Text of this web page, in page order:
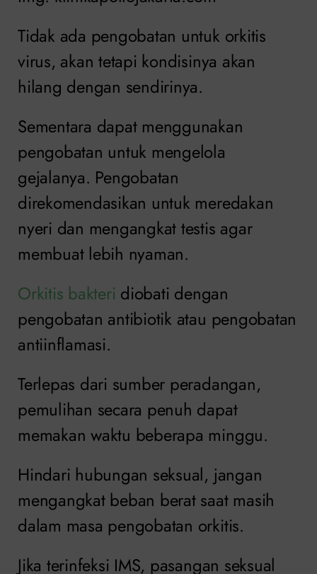
Tidak ada pengobatan untuk orkitis
virus, akan tetapi kondisinya akan
hilang dengan sendirinya.
Sementara dapat menggunakan
pengobatan untuk mengelola
gejalanya. Pengobatan
direkomendasikan untuk meredakan
nyeri dan mengangkat testis agar
membuat lebih nyaman.
Orkitis bakteri diobati dengan
pengobatan antibiotik atau pengobatan
antiinflamasi.
Terlepas dari sumber peradangan,
pemulihan secara penuh dapat
memakan waktu beberapa minggu.
Hindari hubungan seksual, jangan
mengangkat beban berat saat masih
dalam masa pengobatan orkitis.
Jika terinfeksi IMS, pasangan seksual